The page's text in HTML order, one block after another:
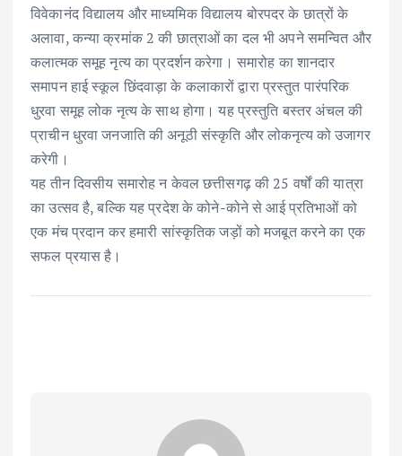
विवेकानंद विद्यालय और माध्यमिक विद्यालय बोरपदर के छात्रों के
अलावा, कन्या क्रमांक 2 की छात्राओं का दल भी अपने समन्वित और
कलात्मक समूह नृत्य का प्रदर्शन करेगा। समारोह का शानदार
समापन हाई स्कूल छिंदवाड़ा के कलाकारों द्वारा प्रस्तुत पारंपरिक
धुरवा समूह लोक नृत्य के साथ होगा। यह प्रस्तुति बस्तर अंचल की
प्राचीन धुरवा जनजाति की अनूठी संस्कृति और लोकनृत्य को उजागर
करेगी।
यह तीन दिवसीय समारोह न केवल छत्तीसगढ़ की 25 वर्षों की यात्रा
का उत्सव है, बल्कि यह प्रदेश के कोने-कोने से आई प्रतिभाओं को
एक मंच प्रदान कर हमारी सांस्कृतिक जड़ों को मजबूत करने का एक
सफल प्रयास है।